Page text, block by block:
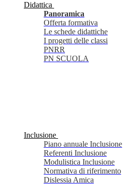
Didattica
Panoramica
Offerta formativa
Le schede didattiche
I progetti delle classi
PNRR
PN SCUOLA
Inclusione
Piano annuale Inclusione
Referenti Inclusione
Modulistica Inclusione
Normativa di riferimento
Dislessia Amica